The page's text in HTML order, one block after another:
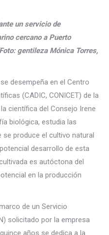
un servicio de
cercano a Puerto
gentileza Mónica Torres,
desempeña en el Centro
(CADIC, CONICET) de la
científica del Consejo Irene
biológica, estudia las
produce el cultivo natural
desarrollo de esta
es autóctona del
en la producción
de un Servicio
solicitado por la empresa
años se dedica a la